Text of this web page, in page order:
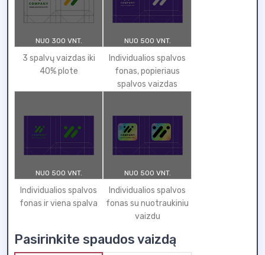
NUO 300 VNT.
3 spalvų vaizdas iki
40% plote
NUO 500 VNT.
Individualios spalvos
fonas, popieriaus
spalvos vaizdas
NUO 500 VNT.
Individualios spalvos
fonas ir viena spalva
NUO 500 VNT.
Individualios spalvos
fonas su nuotraukiniu
vaizdu
Pasirinkite spaudos vaizdą